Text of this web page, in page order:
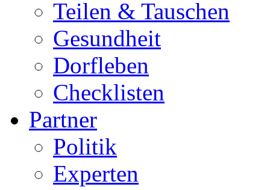
Teilen & Tauschen
Gesundheit
Dorfleben
Checklisten
Partner
Politik
Experten